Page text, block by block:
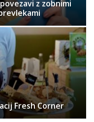
z zobnimi
Fresh Corner